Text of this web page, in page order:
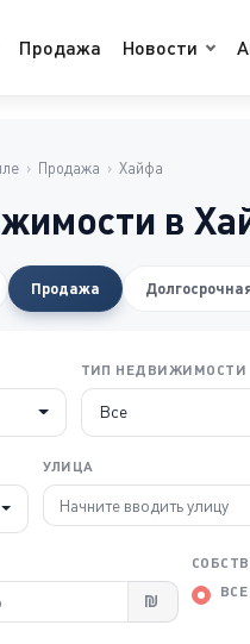
Продажа Новости
› Продажа › Хайфа
в
Продажа
ТИП НЕДВИЖИМОСТИ
Все
УЛИЦА
ВСЕ